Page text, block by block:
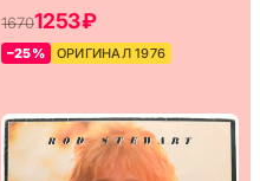
16701253 ₽
–25% ОРИГИНАЛ 1976